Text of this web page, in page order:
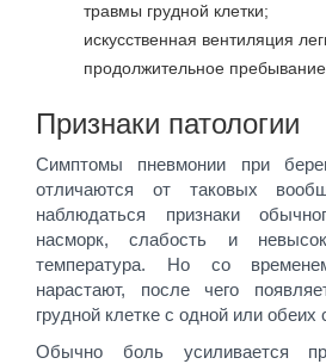
травмы грудной клетки;
искусственная вентиляция
продолжительное пребывание
Признаки патологии
Симптомы пневмонии при
отличаются от таковых
наблюдаться признаки
насморк, слабость и
температура. Но со
нарастают, после чего
грудной клетке с одной или обеих
Обычно боль усиливается